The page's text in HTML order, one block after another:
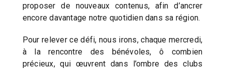
proposer de nouveaux contenus, afin d’ancrer
encore davantage notre quotidien dans sa région.
Pour relever ce défi, nous irons, chaque mercredi,
à la rencontre des bénévoles, ô combien
précieux, qui œuvrent dans l’ombre des clubs